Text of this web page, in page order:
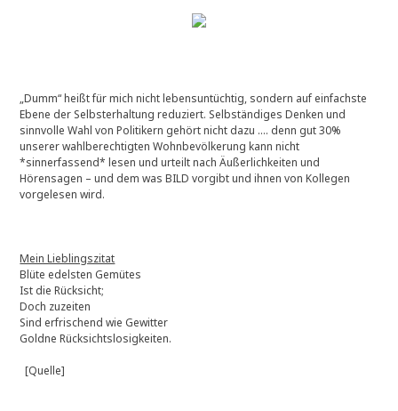
„Dumm“ heißt für mich nicht lebensuntüchtig, sondern auf einfachste
Ebene der Selbsterhaltung reduziert. Selbständiges Denken und
sinnvolle Wahl von Politikern gehört nicht dazu …. denn gut 30%
unserer wahlberechtigten Wohnbevölkerung kann nicht
*sinnerfassend* lesen und urteilt nach Äußerlichkeiten und
Hörensagen – und dem was BILD vorgibt und ihnen von Kollegen
vorgelesen wird.
Mein Lieblingszitat
Blüte edelsten Gemütes
Ist die Rücksicht;
Doch zuzeiten
Sind erfrischend wie Gewitter
Goldne Rücksichtslosigkeiten.
[Quelle]